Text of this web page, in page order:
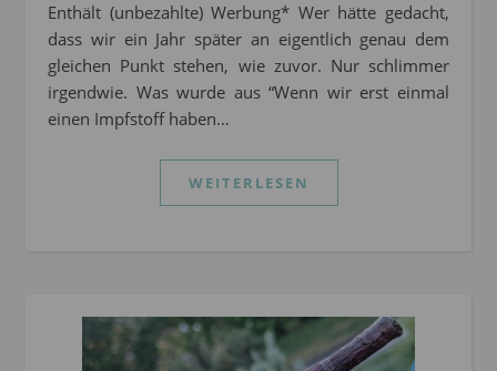
Enthält (unbezahlte) Werbung* Wer hätte gedacht,
dass wir ein Jahr später an eigentlich genau dem
gleichen Punkt stehen, wie zuvor. Nur schlimmer
irgendwie. Was wurde aus “Wenn wir erst einmal
einen Impfstoff haben…
WEITERLESEN